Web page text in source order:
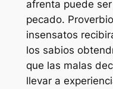
afrenta puede
pecado.
insensatos
los sabios
que las malas
llevar a